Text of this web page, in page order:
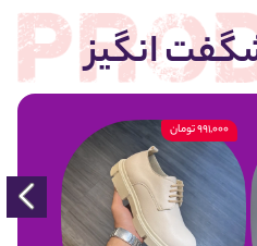
انگیز
991,000 تومان